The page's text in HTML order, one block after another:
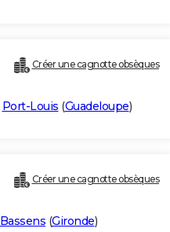
Créer une cagnotte obsèques
Port-Louis (Guadeloupe)
Créer une cagnotte obsèques
Bassens (Gironde)